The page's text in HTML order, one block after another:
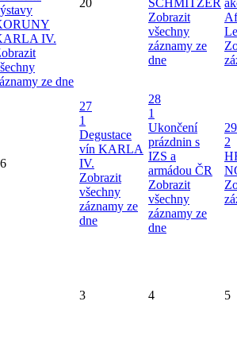
IV.
ze dne
Zobrazit
všechny
záznamy ze
dne
27
1
Degustace
vín KARLA
IV.
Zobrazit
všechny
záznamy ze
dne
28
1
Ukončení
prázdnin s
IZS a
armádou ČR
Zobrazit
všechny
záznamy ze
dne
29
2
3 4 5